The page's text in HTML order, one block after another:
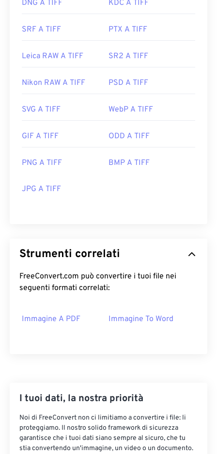
DNG A TIFF KDC A TIFF
SRF A TIFF PTX A TIFF
Leica RAW A TIFF SR2 A TIFF
Nikon RAW A TIFF PSD A TIFF
SVG A TIFF WebP A TIFF
GIF A TIFF ODD A TIFF
PNG A TIFF BMP A TIFF
JPG A TIFF
Strumenti correlati
FreeConvert.com può convertire i tuoi file nei
seguenti formati correlati:
Immagine A PDF Immagine To Word
I tuoi dati, la nostra priorità
Noi di FreeConvert non ci limitiamo a convertire i file: li
proteggiamo. Il nostro solido framework di sicurezza
garantisce che i tuoi dati siano sempre al sicuro, che tu
stia convertendo un'immagine, un video o un documento.